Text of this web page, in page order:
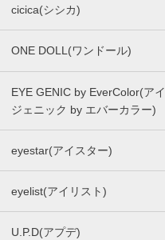
cicica(シシカ)
ONE DOLL(ワンドール)
EYE GENIC by EverColor(アイ
ジェニック by エバーカラー)
eyestar(アイスター)
eyelist(アイリスト)
U.P.D(アプデ)